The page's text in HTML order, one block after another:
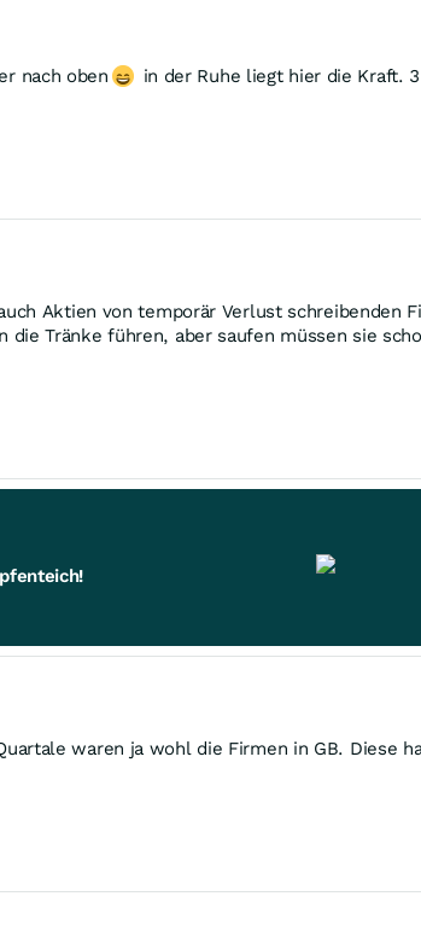
nach oben
in der Ruhe liegt hier die Kraft.
Aktien von temporär Verlust schreibenden
Tränke führen, aber saufen müssen sie
waren ja wohl die Firmen in GB. Diese